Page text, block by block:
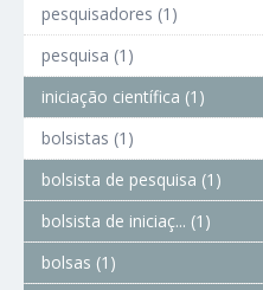
pesquisadores (1)
pesquisa (1)
iniciação científica (1)
bolsistas (1)
bolsista de pesquisa (1)
bolsista de iniciaç... (1)
bolsas (1)